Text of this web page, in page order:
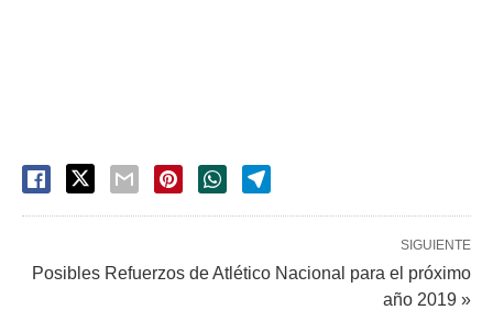
SIGUIENTE
Posibles Refuerzos de Atlético Nacional para el próximo
año 2019 »